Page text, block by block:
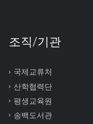
조직/기관
국제교류처
산학협력단
평생교육원
송백도서관